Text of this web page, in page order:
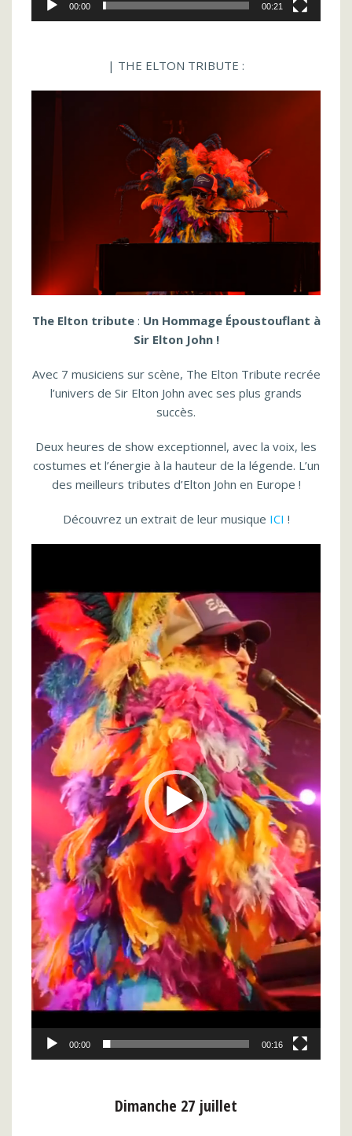
00:00 00:21
| THE ELTON TRIBUTE :
The Elton tribute: Un Hommage Époustouflant à
Sir Elton John !
Avec 7 musiciens sur scène, The Elton Tribute recrée
l’univers de Sir Elton John avec ses plus grands
succès.
Deux heures de show exceptionnel, avec la voix, les
costumes et l’énergie à la hauteur de la légende. L’un
des meilleurs tributes d’Elton John en Europe !
Découvrez un extrait de leur musique ICI !
00:00 00:16
Dimanche 27 juillet